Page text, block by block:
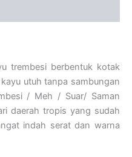
trembesi berbentuk kotak
utuh tanpa sambungan
/ Meh / Suar/ Saman
daerah tropis yang sudah
indah serat dan warna